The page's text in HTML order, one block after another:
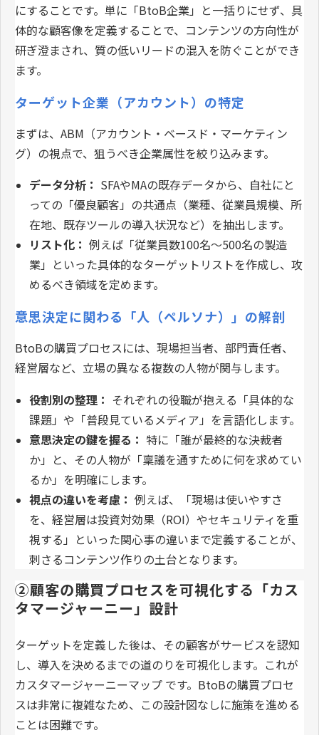
にすることです。単に「BtoB企業」と一括りにせず、具
体的な顧客像を定義することで、コンテンツの方向性が
研ぎ澄まされ、質の低いリードの混入を防ぐことができ
ます。
ターゲット企業（アカウント）の特定
まずは、ABM（アカウント・ベースド・マーケティン
グ）の視点で、狙うべき企業属性を絞り込みます。
データ分析： SFAやMAの既存データから、自社にと
っての「優良顧客」の共通点（業種、従業員規模、所
在地、既存ツールの導入状況など）を抽出します。
リスト化： 例えば「従業員数100名〜500名の製造
業」といった具体的なターゲットリストを作成し、攻
めるべき領域を定めます。
意思決定に関わる「人（ペルソナ）」の解剖
BtoBの購買プロセスには、現場担当者、部門責任者、
経営層など、立場の異なる複数の人物が関与します。
役割別の整理： それぞれの役職が抱える「具体的な
課題」や「普段見ているメディア」を言語化します。
意思決定の鍵を握る： 特に「誰が最終的な決裁者
か」と、その人物が「稟議を通すために何を求めてい
るか」を明確にします。
視点の違いを考慮： 例えば、「現場は使いやすさ
を、経営層は投資対効果（ROI）やセキュリティを重
視する」といった関心事の違いまで定義することが、
刺さるコンテンツ作りの土台となります。
②顧客の購買プロセスを可視化する「カス
タマージャーニー」設計
ターゲットを定義した後は、その顧客がサービスを認知
し、導入を決めるまでの道のりを可視化します。これが
カスタマージャーニーマップ です。BtoBの購買プロセ
スは非常に複雑なため、この設計図なしに施策を進める
ことは困難です。